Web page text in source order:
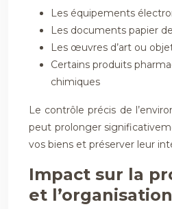
Les équipements
Les documents papier
Les œuvres d’art ou
Certains produits
chimiques
Le contrôle précis de
peut prolonger
vos biens et préserver leur
Impact sur la
et